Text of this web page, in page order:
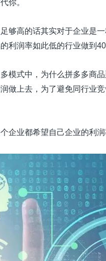
你。
够高的话其实对于企业是
利润率如此低的行业做到
模式中，为什么拼多多商
做上去，为了避免同行业
企业都希望自己企业的利